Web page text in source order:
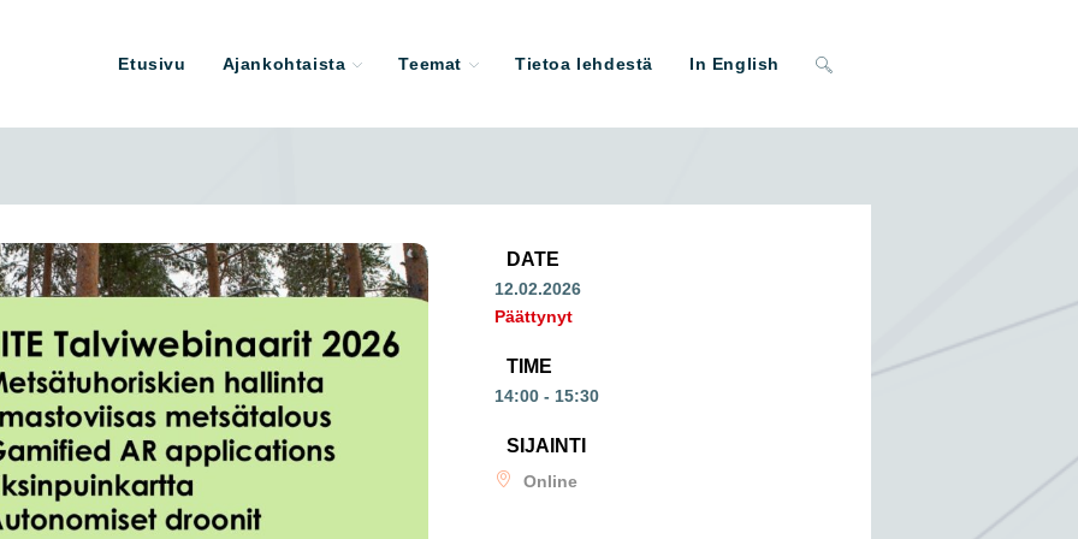
Etusivu Ajankohtaista Teemat Tietoa lehdestä In English Toggle
DATE
12.02.2026
Päättynyt
TIME
14:00 - 15:30
SIJAINTI
Online